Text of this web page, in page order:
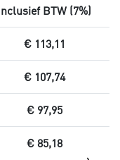
BTW (7%)
€ 113,11
€ 107,74
€ 97,95
€ 85,18